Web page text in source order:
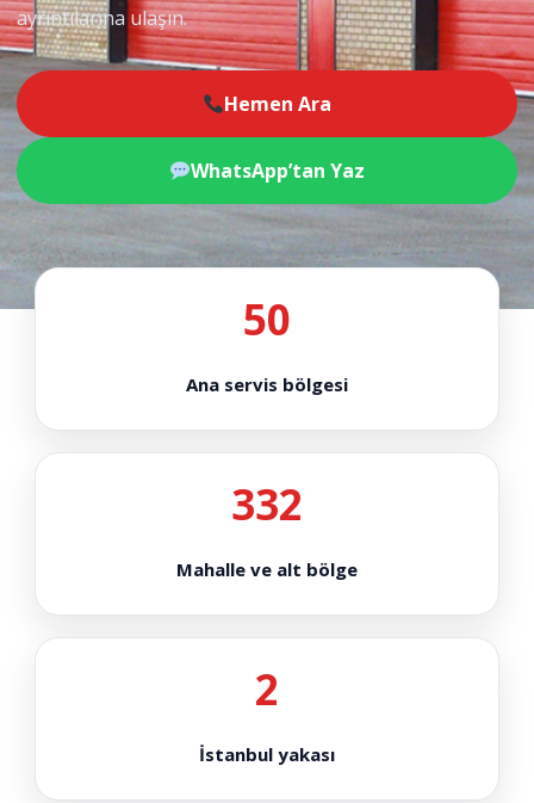
ayrıntılarına ulaşın.
Hemen Ara
WhatsApp’tan Yaz
50
Ana servis bölgesi
332
Mahalle ve alt bölge
2
İstanbul yakası